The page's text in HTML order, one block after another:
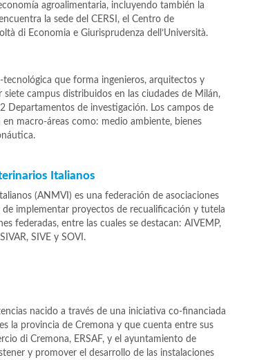
agroalimentaria, incluyendo también la
la sede del CERSI, el Centro de
di Economia e Giurisprudenza dell’Università.
que forma ingenieros, arquitectos y
campus distribuidos en las ciudades de Milán,
Departamentos de investigación. Los campos de
macro-áreas como: medio ambiente, bienes
Italianos
(ANMVI) es una federación de asociaciones
implementar proyectos de recualificación y tutela
federadas, entre las cuales se destacan: AIVEMP,
SIVE y SOVI.
nacido a través de una iniciativa co-financiada
la provincia de Cremona y que cuenta entre sus
di Cremona, ERSAF, y el ayuntamiento de
y promover el desarrollo de las instalaciones